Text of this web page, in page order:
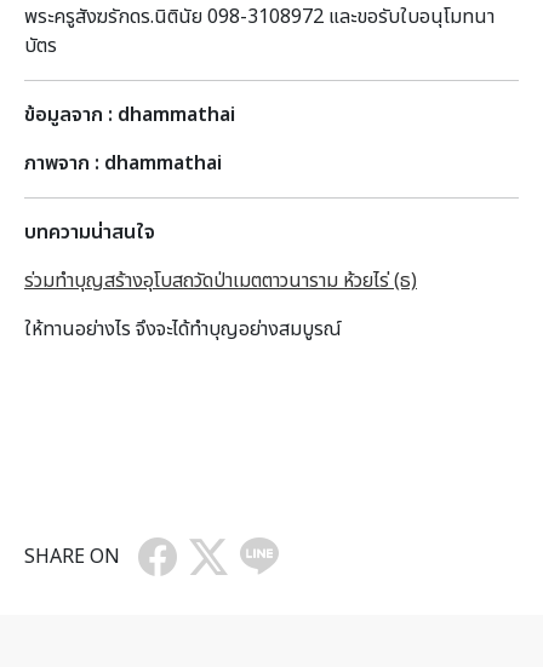
พระครูสังฆรักดร.นิตินัย 098-3108972 และขอรับใบอนุโมทนา
บัตร
ข้อมูลจาก : dhammathai
ภาพจาก : dhammathai
บทความน่าสนใจ
ร่วมทำบุญสร้างอุโบสถวัดป่าเมตตาวนาราม ห้วยไร่ (ธ)
ให้ทานอย่างไร จึงจะได้ทำบุญอย่างสมบูรณ์
SHARE ON